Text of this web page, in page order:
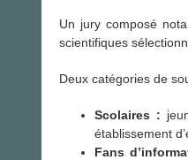
Un jury composé
scientifiques
Deux catégories de
Scolaires :
établissement
Fans